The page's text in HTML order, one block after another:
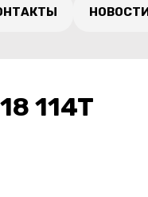
НОВОСТИ
114T